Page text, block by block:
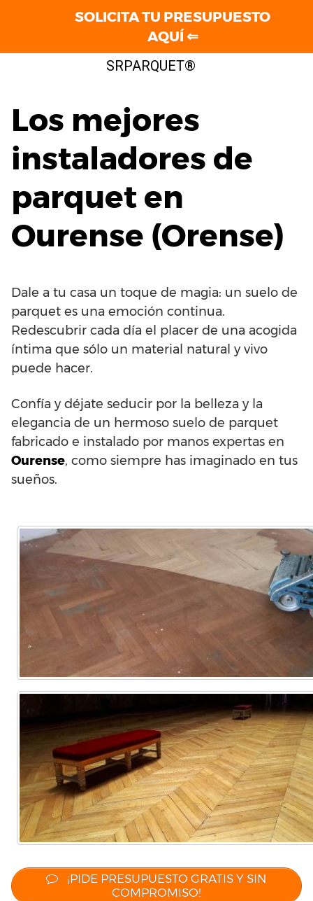
SRPARQUET®
Los mejores
instaladores de
parquet en
Ourense (Orense)
Dale a tu casa un toque de magia: un suelo de
parquet es una emoción continua.
Redescubrir cada día el placer de una acogida
íntima que sólo un material natural y vivo
puede hacer.
Confía y déjate seducir por la belleza y la
elegancia de un hermoso suelo de parquet
fabricado e instalado por manos expertas en
Ourense, como siempre has imaginado en tus
sueños.
¡PIDE PRESUPUESTO GRATIS Y SIN
COMPROMISO!
SOLICITA TU PRESUPUESTO
AQUÍ ⇐